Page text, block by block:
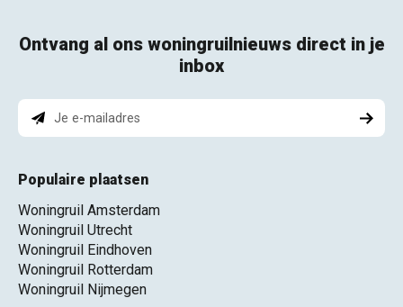
Ontvang al ons woningruilnieuws direct in je
inbox
Populaire plaatsen
Woningruil Amsterdam
Woningruil Utrecht
Woningruil Eindhoven
Woningruil Rotterdam
Woningruil Nijmegen